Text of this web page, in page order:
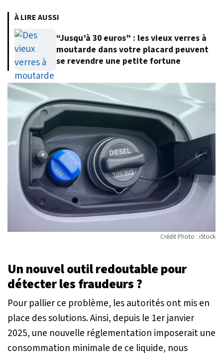
À LIRE AUSSI
“Jusqu’à 30 euros” : les vieux verres à
moutarde dans votre placard peuvent
se revendre une petite fortune
Crédit Photo : iStock
Un nouvel outil redoutable pour
détecter les fraudeurs ?
Pour pallier ce problème, les autorités ont mis en
place des solutions. Ainsi, depuis le 1er janvier
2025, une nouvelle réglementation imposerait une
consommation minimale de ce liquide, nous